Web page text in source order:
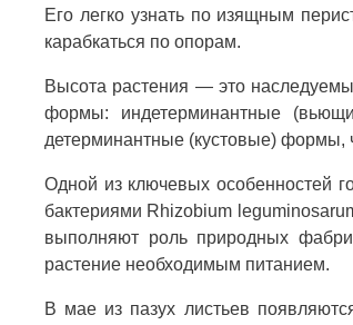
Его легко узнать по изящным
карабкаться по опорам.
Высота растения — это
формы: индетерминантные
детерминантные (кустовые) формы,
Одной из ключевых особенностей
бактериями Rhizobium
выполняют роль природных
растение необходимым питанием.
В мае из пазух листьев